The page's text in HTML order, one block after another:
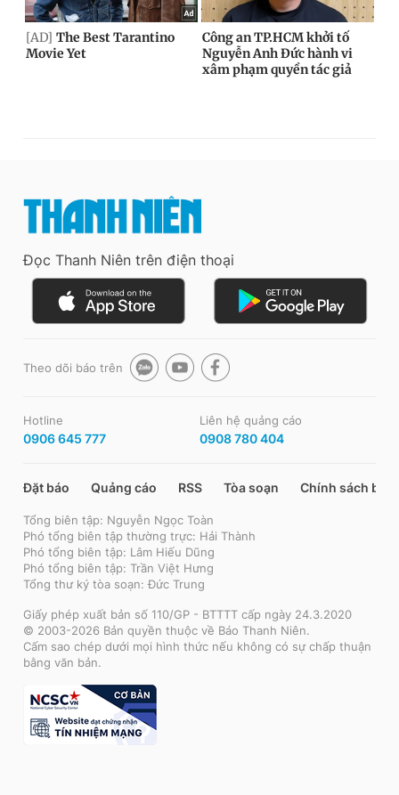
Đọc Thanh Niên trên điện thoại
Theo dõi báo trên
Hotline
0906 645 777
Liên hệ quảng cáo
0908 780 404
Đặt báo Quảng cáo RSS Tòa soạn Chính sách bảo
Tổng biên tập: Nguyễn Ngọc Toàn
Phó tổng biên tập thường trực: Hải Thành
Phó tổng biên tập: Lâm Hiếu Dũng
Phó tổng biên tập: Trần Việt Hưng
Tổng thư ký tòa soạn: Đức Trung
Giấy phép xuất bản số 110/GP - BTTTT cấp ngày 24.3.2020
© 2003-2026 Bản quyền thuộc về Báo Thanh Niên.
Cấm sao chép dưới mọi hình thức nếu không có sự chấp thuận
bằng văn bản.